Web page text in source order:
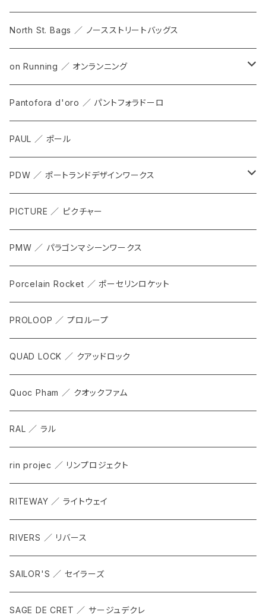
North St. Bags ／ ノースストリートバッグス
on Running ／ オンランニング
ALL
SHOES
APPAREL
ACCESSORIES
Pantofora d'oro ／ パントフォラドーロ
PAUL ／ ポール
PDW ／ ポートランドデザインワークス
ALL
CARRIER & RACKS
COCKPIT
TOOL
PICTURE ／ ピクチャー
PMW ／ パラゴンマシーンワークス
Porcelain Rocket ／ ポーセリンロケット
PROLOOP ／ プロループ
QUAD LOCK ／ クアッドロック
Quoc Pham ／ クオックファム
RAL ／ ラル
rin projec ／ リンプロジェクト
RITEWAY ／ ライトウェイ
RIVERS ／ リバース
SAILOR'S ／ セイラーズ
SAGE DE CRET ／ サージュデクレ